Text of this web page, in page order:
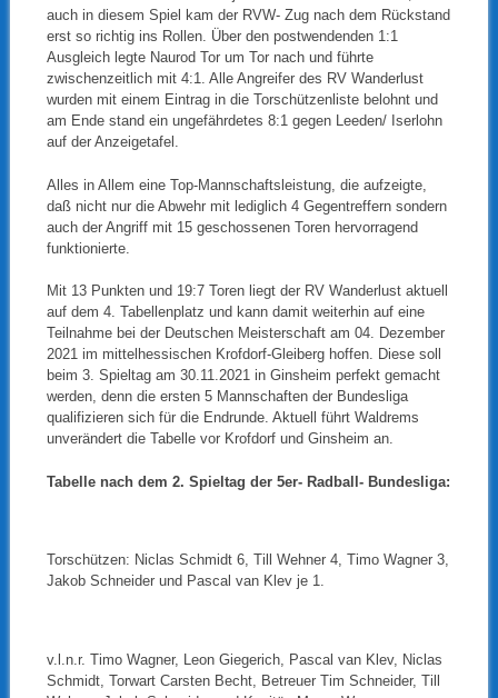
auch in diesem Spiel kam der RVW- Zug nach dem Rückstand
erst so richtig ins Rollen. Über den postwendenden 1:1
Ausgleich legte Naurod Tor um Tor nach und führte
zwischenzeitlich mit 4:1. Alle Angreifer des RV Wanderlust
wurden mit einem Eintrag in die Torschützenliste belohnt und
am Ende stand ein ungefährdetes 8:1 gegen Leeden/ Iserlohn
auf der Anzeigetafel.
Alles in Allem eine Top-Mannschaftsleistung, die aufzeigte,
daß nicht nur die Abwehr mit lediglich 4 Gegentreffern sondern
auch der Angriff mit 15 geschossenen Toren hervorragend
funktionierte.
Mit 13 Punkten und 19:7 Toren liegt der RV Wanderlust aktuell
auf dem 4. Tabellenplatz und kann damit weiterhin auf eine
Teilnahme bei der Deutschen Meisterschaft am 04. Dezember
2021 im mittelhessischen Krofdorf-Gleiberg hoffen. Diese soll
beim 3. Spieltag am 30.11.2021 in Ginsheim perfekt gemacht
werden, denn die ersten 5 Mannschaften der Bundesliga
qualifizieren sich für die Endrunde. Aktuell führt Waldrems
unverändert die Tabelle vor Krofdorf und Ginsheim an.
Tabelle nach dem 2. Spieltag der 5er- Radball- Bundesliga:
Torschützen: Niclas Schmidt 6, Till Wehner 4, Timo Wagner 3,
Jakob Schneider und Pascal van Klev je 1.
v.l.n.r. Timo Wagner, Leon Giegerich, Pascal van Klev, Niclas
Schmidt, Torwart Carsten Becht, Betreuer Tim Schneider, Till